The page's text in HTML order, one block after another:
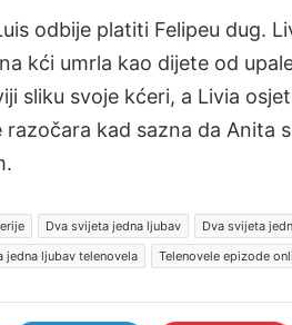
odbije platiti Felipeu dug.
kći umrla kao dijete od
sliku svoje kćeri, a Livia
kad sazna da Anita
Dva svijeta jedna ljubav
Dva svijeta
jedna ljubav telenovela Telenovele epizode